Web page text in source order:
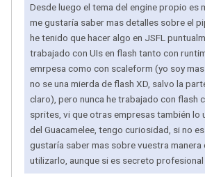
Desde luego el tema del engine propio es
me gustaría saber mas detalles sobre el
he tenido que hacer algo en JSFL
trabajado con UIs en flash tanto con
emrpesa como con scaleform (yo soy
no se una mierda de flash XD, salvo la
claro), pero nunca he trabajado con flash
sprites, vi que otras empresas también lo
del Guacamelee, tengo curiosidad, si no
gustaría saber mas sobre vuestra manera
utilizarlo, aunque si es secreto profesional